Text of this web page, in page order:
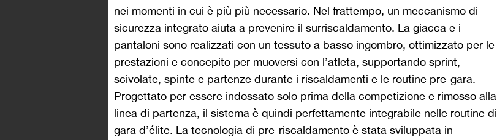
nei momenti in cui è più più necessario. Nel frattempo, un meccanismo di
sicurezza integrato aiuta a prevenire il surriscaldamento. La giacca e i
pantaloni sono realizzati con un tessuto a basso ingombro, ottimizzato per le
prestazioni e concepito per muoversi con l’atleta, supportando sprint,
scivolate, spinte e partenze durante i riscaldamenti e le routine pre-gara.
Progettato per essere indossato solo prima della competizione e rimosso alla
linea di partenza, il sistema è quindi perfettamente integrabile nelle routine di
gara d’élite. La tecnologia di pre-riscaldamento è stata sviluppata in